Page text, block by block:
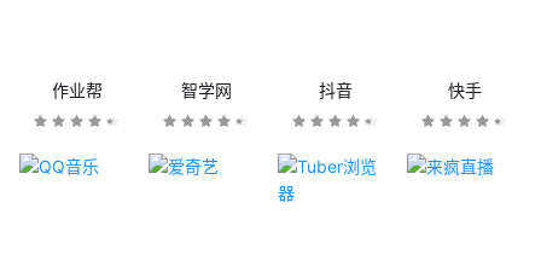
作业帮 智学网 抖音 快手